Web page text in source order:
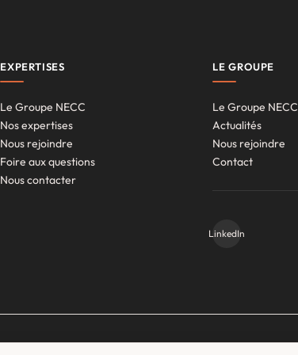
EXPERTISES
Le Groupe NECC
Nos expertises
Nous rejoindre
Foire aux questions
Nous contacter
LE GROUPE
Le Groupe NECC
Actualités
Nous rejoindre
Contact
LinkedIn